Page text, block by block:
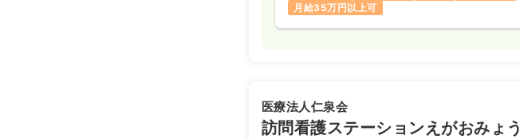
月給35万円以上可
医療法人仁泉会
訪問看護ステーションえがおみょう